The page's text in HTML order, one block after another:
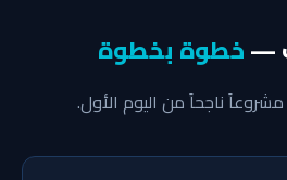
—خطوة بخطوة
ناجحاً من اليوم الأول.